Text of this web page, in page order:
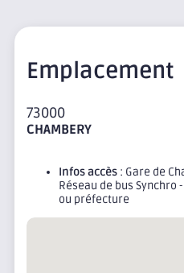
Emplacement
73000
CHAMBERY
Infos accès : Gare de
Réseau de bus Synchro
ou préfecture